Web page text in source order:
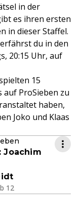
in der
es ihren ersten
in dieser Staffel.
du in den
20:15 Uhr, auf
15
auf ProSieben zu
haben,
Joko und Klaas
Joachim
12